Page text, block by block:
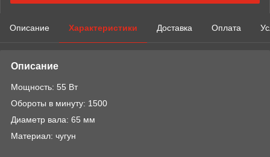
Описание Характеристики Доставка Оплата
Описание
Мощность: 55 Вт
Обороты в минуту: 1500
Диаметр вала: 65 мм
Материал: чугун